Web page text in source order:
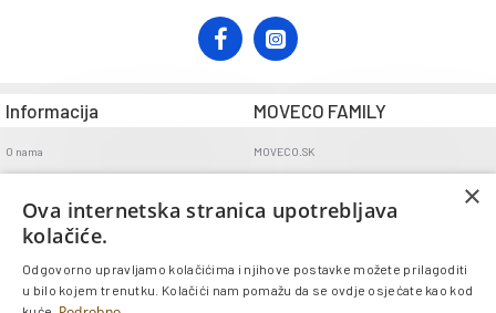
Informacija
O nama
Uvjeti dostave
Politika povrata
GDPR
MOVECO FAMILY
MOVECO.SK
×
Ova internetska stranica upotrebljava
kolačiće.
Odgovorno upravljamo kolačićima i njihove postavke možete prilagoditi
u bilo kojem trenutku. Kolačići nam pomažu da se ovdje osjećate kao kod